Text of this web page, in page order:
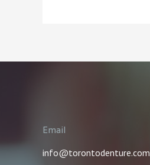
Email
info@torontodenture.com